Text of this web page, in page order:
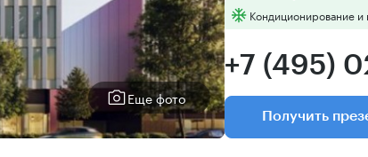
Еще фото
Кондиционирование и
+7 (495)
Получить